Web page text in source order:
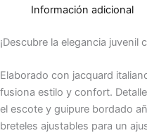
Información adicional
¡Descubre la elegancia
Elaborado con jacquard
fusiona estilo y confort.
el escote y guipure bordado
breteles ajustables para un